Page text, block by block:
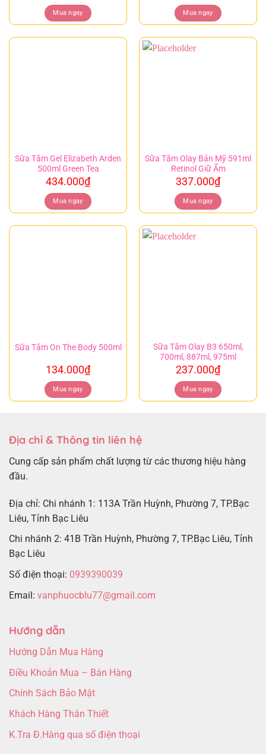
Mua ngay Mua ngay
Sữa Tắm Gel Elizabeth Arden
500ml Green Tea
434.000₫
Mua ngay
Sữa Tắm Olay Bản Mỹ 591ml
Retinol Giữ Ẩm
337.000₫
Mua ngay
Sữa Tắm On The Body 500ml
134.000₫
Mua ngay
Sữa Tắm Olay B3 650ml,
700ml, 887ml, 975ml
237.000₫
Mua ngay
Địa chỉ & Thông tin liên hệ
Cung cấp sản phẩm chất lượng từ các thương hiệu hàng
đầu.
Địa chỉ: Chi nhánh 1: 113A Trần Huỳnh, Phường 7, TP.Bạc
Liêu, Tỉnh Bạc Liêu
Chi nhánh 2: 41B Trần Huỳnh, Phường 7, TP.Bạc Liêu, Tỉnh
Bạc Liêu
Số điện thoại: 0939390039
Email: vanphuocblu77@gmail.com
Hướng dẫn
Hướng Dẫn Mua Hàng
Điều Khoản Mua – Bán Hàng
Chính Sách Bảo Mật
Khách Hàng Thân Thiết
K.Tra Đ.Hàng qua số điện thoại